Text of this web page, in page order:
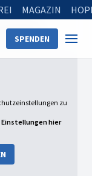
MAGAZIN
SPENDEN
bekämpft
Fußballer
zu
Einstellungen hier